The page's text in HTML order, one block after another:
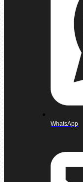
WhatsApp